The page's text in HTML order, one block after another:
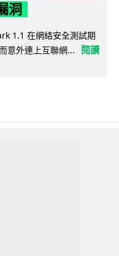
洞
1.1 在網絡安全測試期
意外連上互聯網...
閱讀